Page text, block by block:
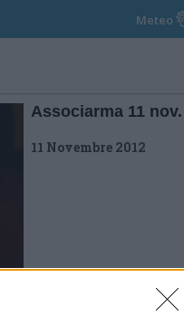
Meteo
Associarma 11 nov.
11 Novembre 2012